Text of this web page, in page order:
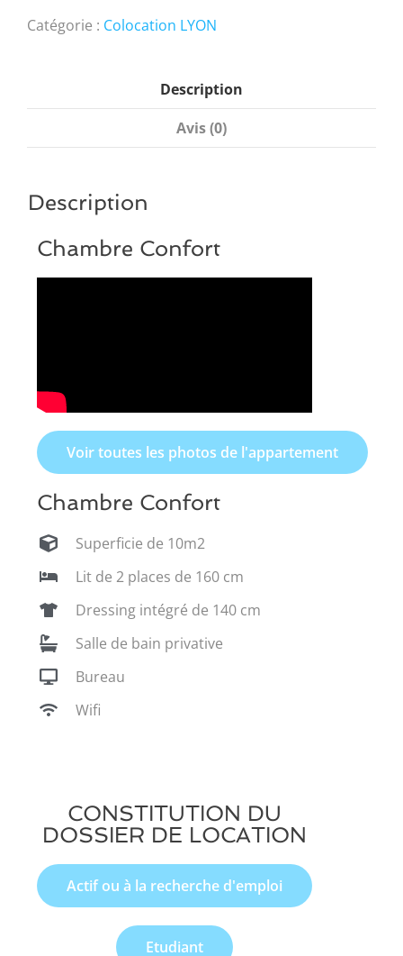
Catégorie : Colocation LYON
Description
Avis (0)
Description
Chambre Confort
Voir toutes les photos de l'appartement
Chambre Confort
Superficie de 10m2
Lit de 2 places de 160 cm
Dressing intégré de 140 cm
Salle de bain privative
Bureau
Wifi
CONSTITUTION DU
DOSSIER DE LOCATION
Actif ou à la recherche d'emploi
Etudiant